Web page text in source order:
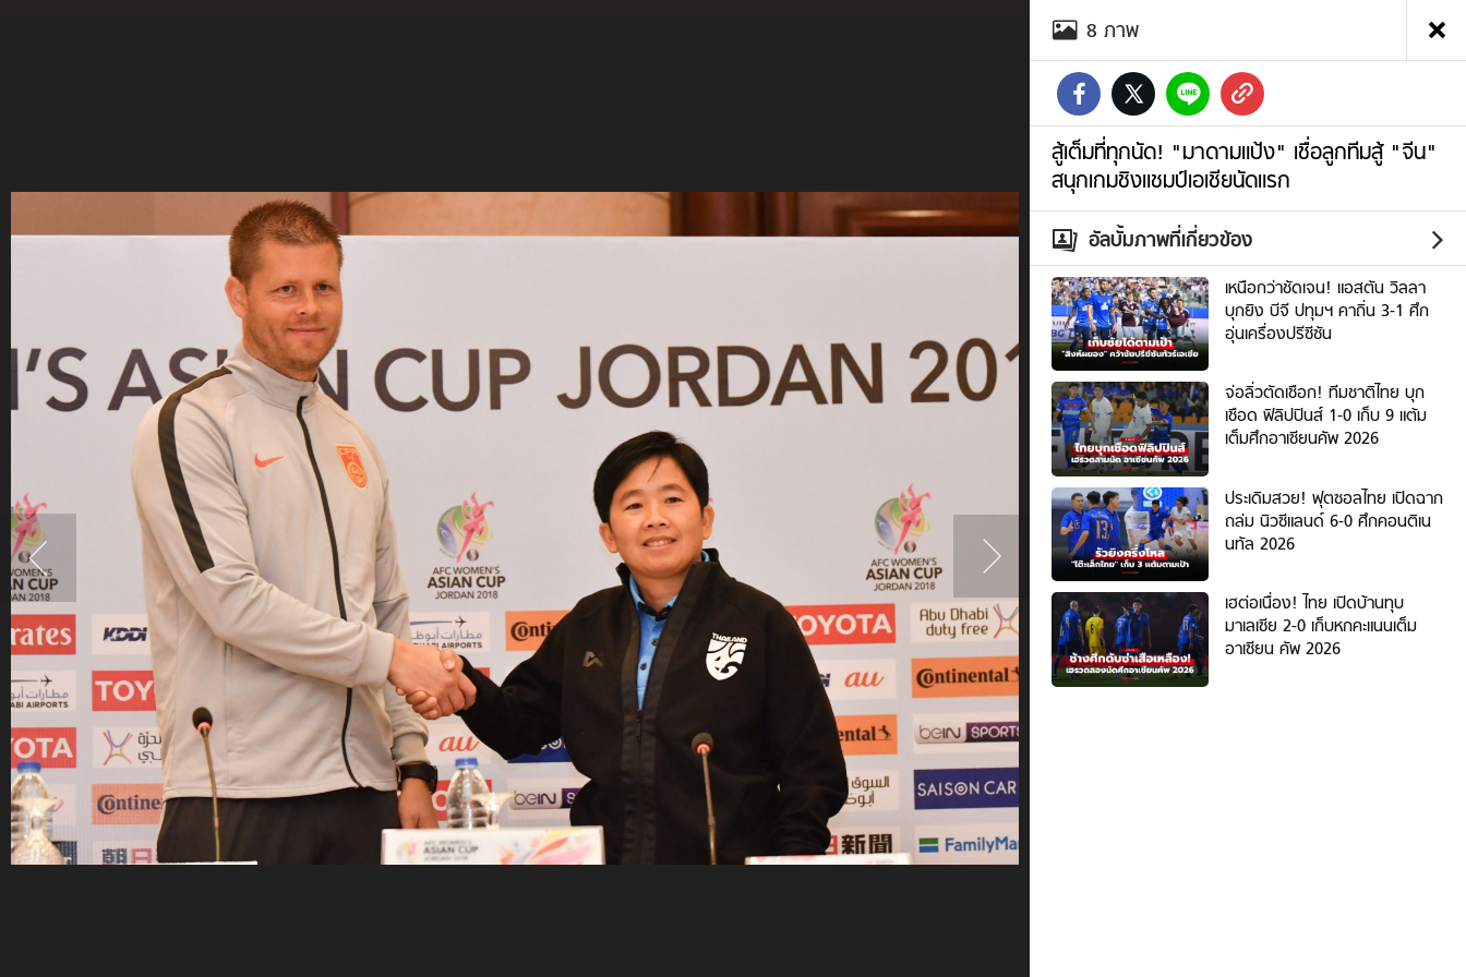
8 ภาพ
ภาพ
สู้
ทุก
นัด!
"มาดาม
แป้ง"
เชื่อ
ทีม
"จีน"
สนุก
เกม
แชมป์
เอเชีย
แรก
ภาพ
สู้เต็มที่ทุกนัด! "มาดามแป้ง" เชื่อลูกทีมสู้ "จีน"
สนุกเกมชิงแชมป์เอเชียนัดแรก
อัลบั้มภาพที่เกี่ยวข้อง
เหนือกว่าชัดเจน! แอสตัน วิลลา
บุกยิง บีจี ปทุมฯ คาถิ่น 3-1 ศึก
อุ่นเครื่องปรีซีซัน
จ่อลิ่วตัดเชือก! ทีมชาติไทย บุก
เชือด ฟิลิปปินส์ 1-0 เก็บ 9 แต้ม
เต็มศึกอาเซียนคัพ 2026
ประเดิมสวย! ฟุตซอลไทย เปิดฉาก
ถล่ม นิวซีแลนด์ 6-0 ศึกคอนติเน
นทัล 2026
เฮต่อเนื่อง! ไทย เปิดบ้านทุบ
มาเลเซีย 2-0 เก็บหกคะแนนเต็ม
อาเซียน คัพ 2026